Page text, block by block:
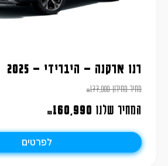
רנו ארקנה – היברידי – 2025
מחיר מחירון ₪177,900
המחיר שלנו ₪160,990
לפרטים